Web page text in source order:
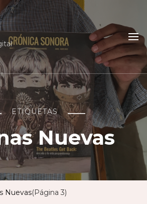
ETIQUETAS
Nuevas
Nuevas(Página 3)